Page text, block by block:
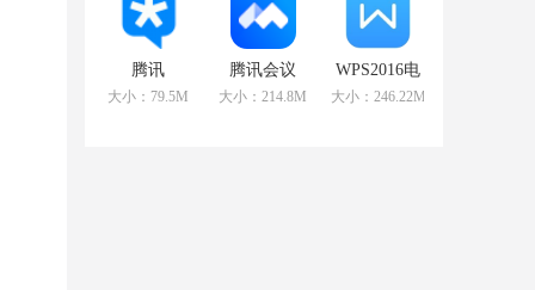
腾讯
TIMv3.3.8.22043
官方版
大小：79.5M
腾讯会议
v2.17.5.410
官方PC版
大小：214.8M
WPS2016电
脑版
v11.1.0.10314
大小：246.22MB